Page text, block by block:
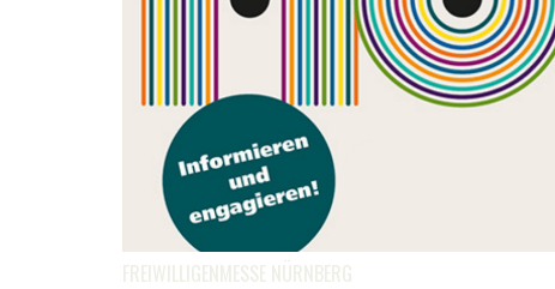
FREIWILLIGENMESSE NÜRNBERG